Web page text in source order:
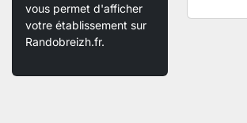
vous permet d'afficher
votre établissement sur
Randobreizh.fr.